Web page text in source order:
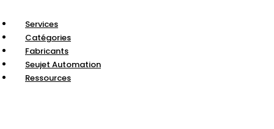
Services
Catégories
Fabricants
Seujet Automation
Ressources